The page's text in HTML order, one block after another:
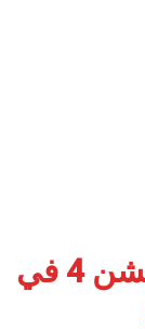
مواصفات وسعر البلايستيشن 4 في